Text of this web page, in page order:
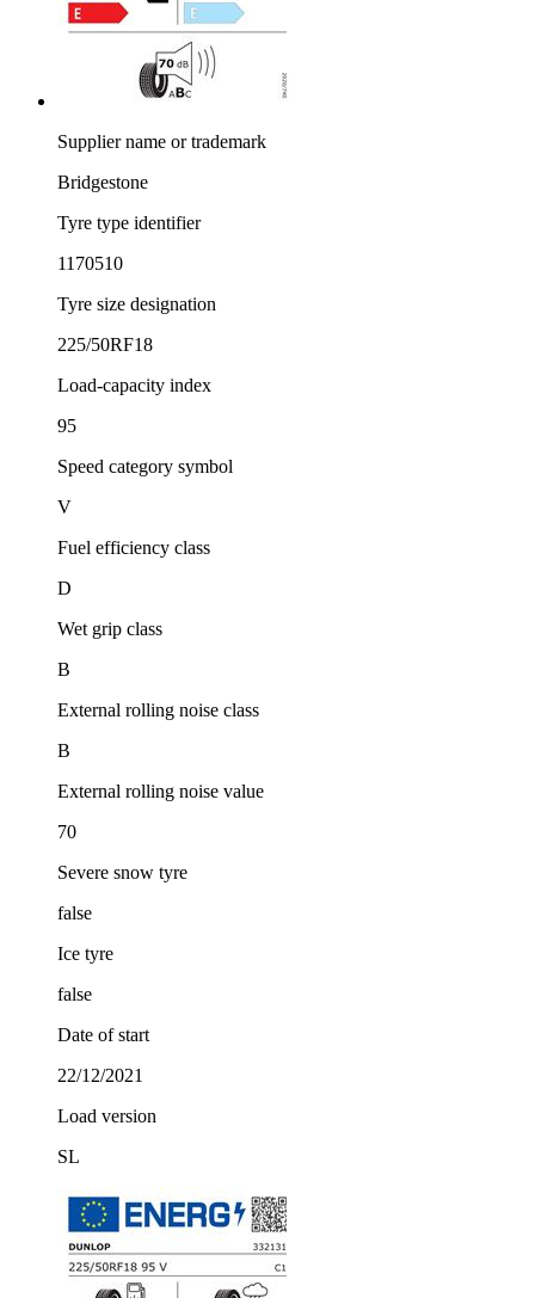
Supplier name or trademark
Bridgestone
Tyre type identifier
1170510
Tyre size designation
225/50RF18
Load-capacity index
95
Speed category symbol
V
Fuel efficiency class
D
Wet grip class
B
External rolling noise class
B
External rolling noise value
70
Severe snow tyre
false
Ice tyre
false
Date of start
22/12/2021
Load version
SL